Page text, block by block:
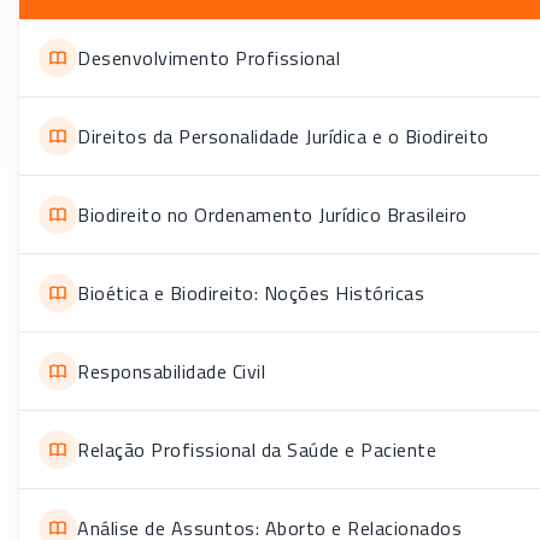
Desenvolvimento Profissional
Direitos da Personalidade Jurídica e o Biodireito
Biodireito no Ordenamento Jurídico Brasileiro
Bioética e Biodireito: Noções Históricas
Responsabilidade Civil
Relação Profissional da Saúde e Paciente
Análise de Assuntos: Aborto e Relacionados